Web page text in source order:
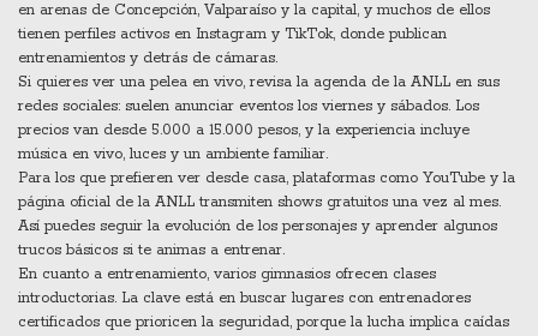
en arenas de Concepción, Valparaíso y la capital, y muchos de ellos
tienen perfiles activos en Instagram y TikTok, donde publican
entrenamientos y detrás de cámaras.
Si quieres ver una pelea en vivo, revisa la agenda de la ANLL en sus
redes sociales: suelen anunciar eventos los viernes y sábados. Los
precios van desde 5.000 a 15.000 pesos, y la experiencia incluye
música en vivo, luces y un ambiente familiar.
Para los que prefieren ver desde casa, plataformas como YouTube y la
página oficial de la ANLL transmiten shows gratuitos una vez al mes.
Así puedes seguir la evolución de los personajes y aprender algunos
trucos básicos si te animas a entrenar.
En cuanto a entrenamiento, varios gimnasios ofrecen clases
introductorias. La clave está en buscar lugares con entrenadores
certificados que prioricen la seguridad, porque la lucha implica caídas